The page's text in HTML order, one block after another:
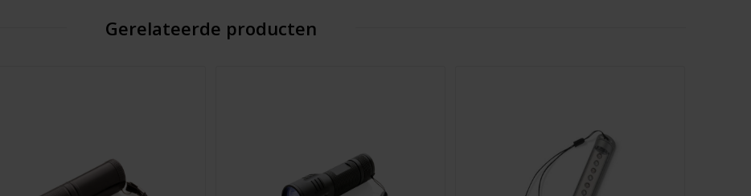
Gerelateerde producten